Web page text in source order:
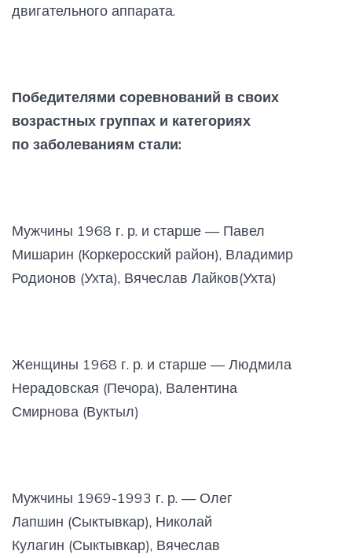
двигательного аппарата.
Победителями соревнований в своих
возрастных группах и категориях
по заболеваниям стали:
Мужчины 1968 г. р. и старше — Павел
Мишарин (Коркеросский район), Владимир
Родионов (Ухта), Вячеслав Лайков(Ухта)
Женщины 1968 г. р. и старше — Людмила
Нерадовская (Печора), Валентина
Смирнова (Вуктыл)
Мужчины 1969-1993 г. р. — Олег
Лапшин (Сыктывкар), Николай
Кулагин (Сыктывкар), Вячеслав